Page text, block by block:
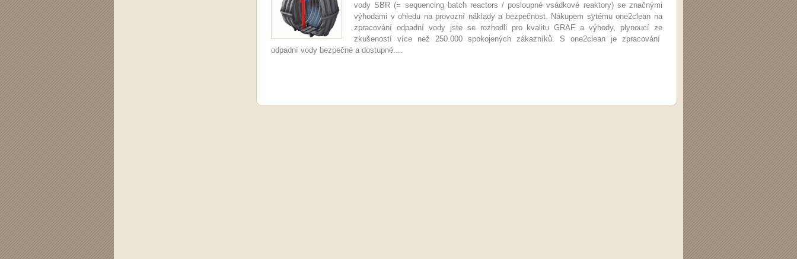
vody SBR (= sequencing batch reactors / posloupné vsádkové reaktory) se značnými
výhodami v ohledu na provozní náklady a bezpečnost. Nákupem sytému one2clean na
zpracování odpadní vody jste se rozhodli pro kvalitu GRAF a výhody, plynoucí ze
zkušeností více než 250.000 spokojených zákazníků. S one2clean je zpracování
odpadní vody bezpečné a dostupné....